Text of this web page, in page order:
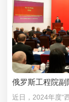
俄罗斯工程院副
近日，2024年度“